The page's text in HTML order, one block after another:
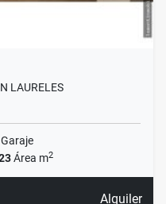
LAURELES
Garaje
Área m2
Alquiler